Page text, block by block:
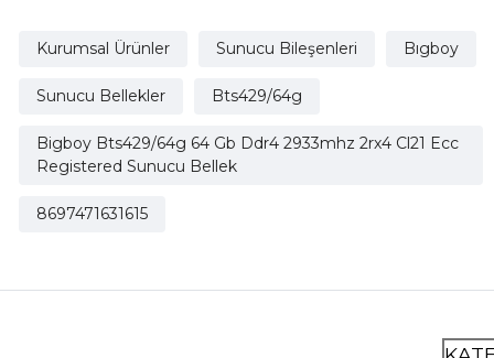
Kurumsal Ürünler Sunucu Bileşenleri Bıgboy
Sunucu Bellekler Bts429/64g
Bigboy Bts429/64g 64 Gb Ddr4 2933mhz 2rx4 Cl21 Ecc
Registered Sunucu Bellek
8697471631615